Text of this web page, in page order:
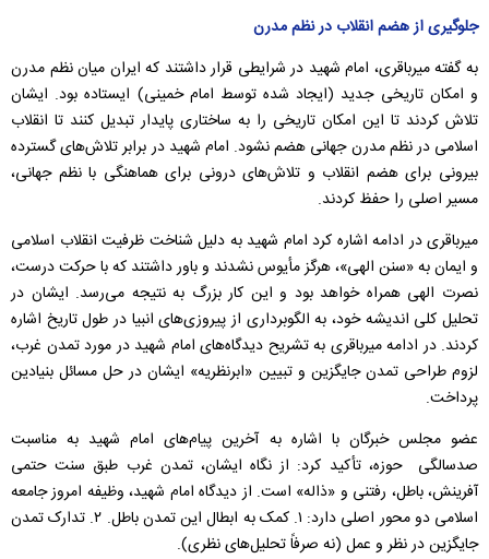
جلوگیری از هضم انقلاب در نظم مدرن
به گفته میرباقری، امام شهید در شرایطی قرار داشتند که ایران میان نظم مدرن
و امکان تاریخی جدید (ایجاد شده توسط امام خمينی) ایستاده بود. ایشان
تلاش کردند تا این امکان تاریخی را به ساختاری پایدار تبدیل کنند تا انقلاب
اسلامی در نظم مدرن جهانی هضم نشود. امام شهید در برابر تلاش‌های گسترده
بیرونی برای هضم انقلاب و تلاش‌های درونی برای هماهنگی با نظم جهانی،
مسیر اصلی را حفظ کردند.
میرباقری در ادامه اشاره کرد امام شهید به دلیل شناخت ظرفیت انقلاب اسلامی
و ایمان به «سنن الهی»، هرگز مأیوس نشدند و باور داشتند که با حرکت درست،
نصرت الهی همراه خواهد بود و این کار بزرگ به نتیجه می‌رسد. ایشان در
تحلیل کلی اندیشه خود، به الگوبرداری از پیروزی‌های انبیا در طول تاریخ اشاره
کردند. در ادامه میرباقری به تشریح دیدگاه‌های امام شهید در مورد تمدن غرب،
لزوم طراحی تمدن جایگزین و تبیین «ابرنظریه» ایشان در حل مسائل بنیادین
پرداخت.
عضو مجلس خبرگان با اشاره به آخرین پیام‌های امام شهید به مناسبت‌
صدسالگی حوزه، تأکید کرد: از نگاه ایشان، تمدن غرب طبق سنت حتمی
آفرینش، باطل، رفتنی و «ذاله» است. از دیدگاه امام شهید، وظیفه امروز جامعه
اسلامی دو محور اصلی دارد: ۱. کمک به ابطال این تمدن باطل. ۲. تدارک تمدن
جایگزین در نظر و عمل (نه صرفاً تحلیل‌های نظری).